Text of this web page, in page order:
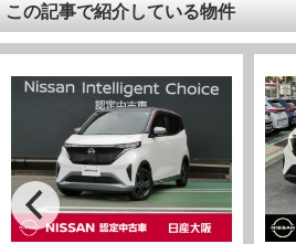
この記事で紹介している物件